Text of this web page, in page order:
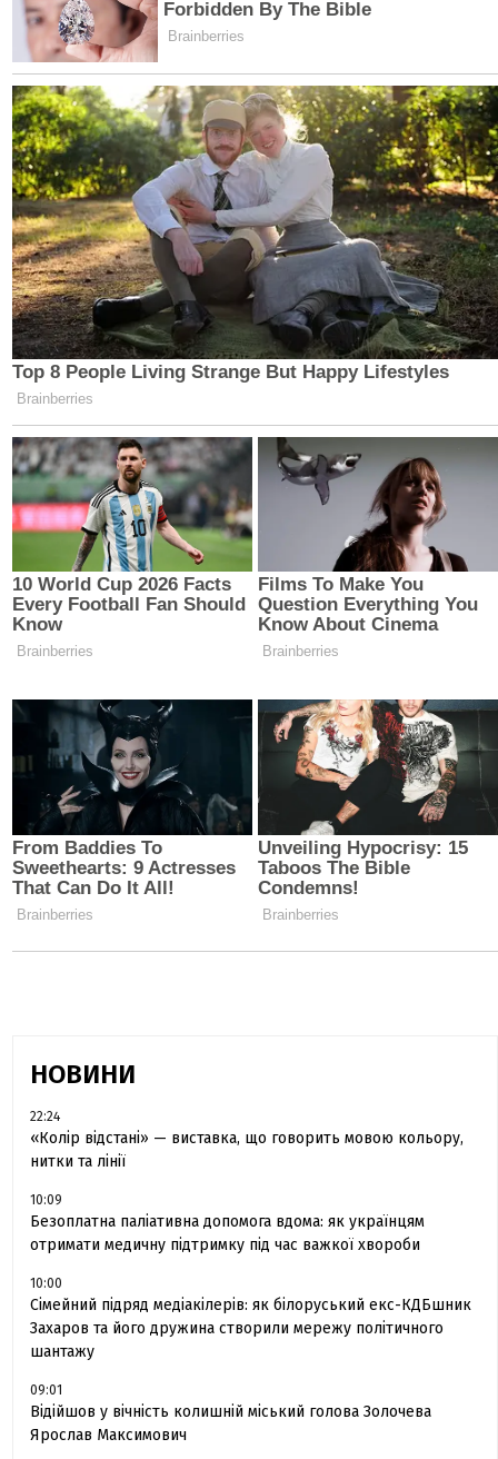
НОВИНИ
22:24
«Колір відстані» — виставка, що говорить мовою кольору,
нитки та лінії
10:09
Безоплатна паліативна допомога вдома: як українцям
отримати медичну підтримку під час важкої хвороби
10:00
Сімейний підряд медіакілерів: як білоруський екс-КДБшник
Захаров та його дружина створили мережу політичного
шантажу
09:01
Відійшов у вічність колишній міський голова Золочева
Ярослав Максимович